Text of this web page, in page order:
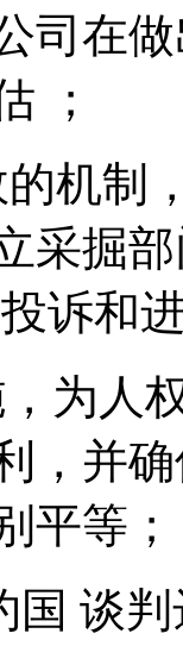
司在
；
机制
采掘
诉和
为人
，并
平等；
国 谈